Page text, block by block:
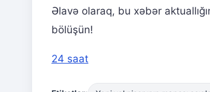
Əlavə olaraq, bu xəbər
bölüşün!
24 saat